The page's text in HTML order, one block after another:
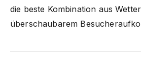
die beste Kombination aus
überschaubarem